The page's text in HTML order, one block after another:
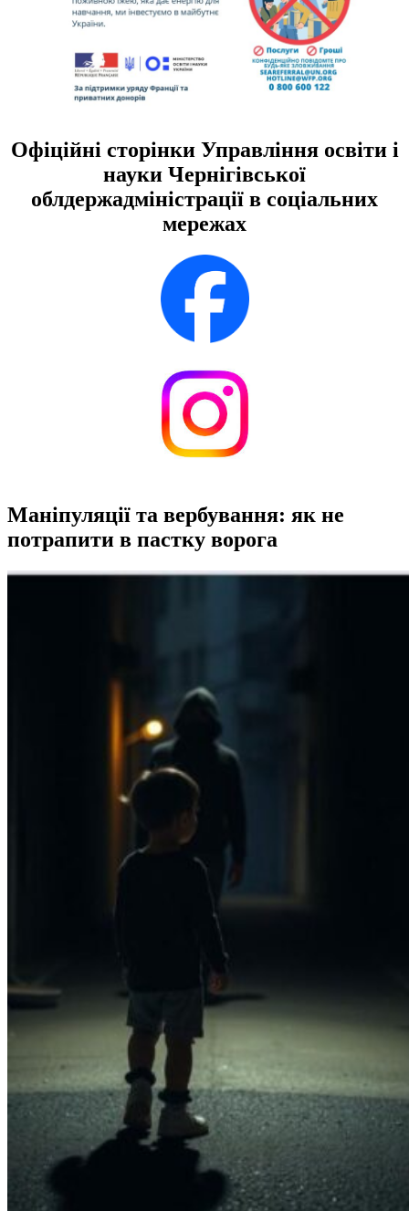
Офіційні сторінки Управління освіти і
науки Чернігівської
облдержадміністрації в соціальних
мережах
Маніпуляції та вербування: як не
потрапити в пастку ворога